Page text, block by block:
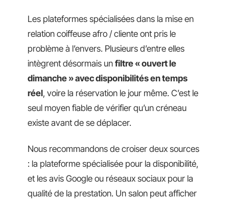
Les plateformes spécialisées dans la mise en
relation coiffeuse afro / cliente ont pris le
problème à l’envers. Plusieurs d’entre elles
intègrent désormais un filtre « ouvert le
dimanche » avec disponibilités en temps
réel, voire la réservation le jour même. C’est le
seul moyen fiable de vérifier qu’un créneau
existe avant de se déplacer.
Nous recommandons de croiser deux sources
: la plateforme spécialisée pour la disponibilité,
et les avis Google ou réseaux sociaux pour la
qualité de la prestation. Un salon peut afficher